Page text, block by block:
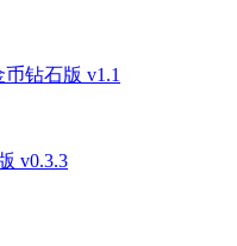
钻石版 v1.1
v0.3.3